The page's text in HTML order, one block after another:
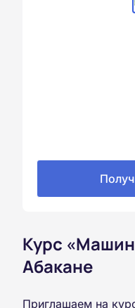
Курс
Абакане
Приглашаем на